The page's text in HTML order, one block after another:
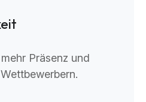
Präsenz und